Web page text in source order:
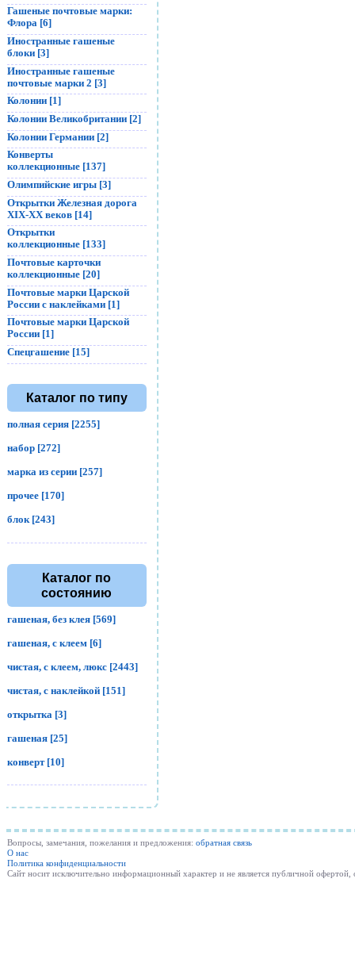
Гашеные почтовые марки:
Флора [6]
Иностранные гашеные
блоки [3]
Иностранные гашеные
почтовые марки 2 [3]
Колонии [1]
Колонии Великобритании [2]
Колонии Германии [2]
Конверты
коллекционные [137]
Олимпийские игры [3]
Открытки Железная дорога
XIX-XX веков [14]
Открытки
коллекционные [133]
Почтовые карточки
коллекционные [20]
Почтовые марки Царской
России с наклейками [1]
Почтовые марки Царской
России [1]
Спецгашение [15]
Каталог по типу
полная серия [2255]
набор [272]
марка из серии [257]
прочее [170]
блок [243]
Каталог по
состоянию
гашеная, без клея [569]
гашеная, с клеем [6]
чистая, с клеем, люкс [2443]
чистая, с наклейкой [151]
открытка [3]
гашеная [25]
конверт [10]
Вопросы, замечания, пожелания и предложения: обратная связь
О нас
Политика конфиденциальности
Cайт носит исключительно информационный характер и не является публичной